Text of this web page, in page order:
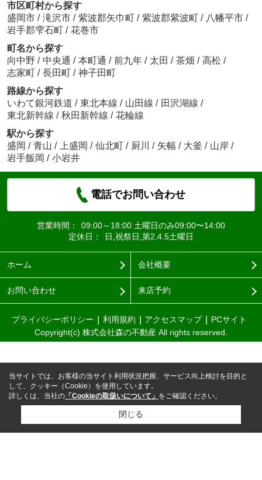
市区町村から探す
盛岡市 / 滝沢市 / 紫波郡矢巾町 / 紫波郡紫波町 / 八幡平市 /
岩手郡雫石町 / 花巻市
町名から探す
向中野 / 中央通 / 本町通 / 前九年 / 太田 / 茶畑 / 高松 /
志家町 / 長田町 / 神子田町
路線から探す
いわて銀河鉄道 / 東北本線 / 山田線 / 田沢湖線 /
東北新幹線 / 秋田新幹線 / 花輪線
駅から探す
盛岡 / 青山 / 上盛岡 / 仙北町 / 厨川 / 矢幅 / 大釜 / 山岸 /
岩手飯岡 / 小岩井
電話でお問い合わせ
営業時間：
09:00～18:00 土曜日のみ09:00〜14:00
定休日：
日,祝祭日,第2.4.5土曜日
ホーム 会社概要
お問い合わせ 来店予約
プライバシーポリシー 利用規約 アクセスマップ
PCサイト
Copyright(c) 株式会社森の不動産 All rights reserved.
当サイトでは、お客様の当サイト利用状況把握、サービス向上検討を目的と
して、クッキー（Cookie）を使用しています。
詳しくは、当社の 「Cookieの取扱いについて」 をご確認ください。
閉じる